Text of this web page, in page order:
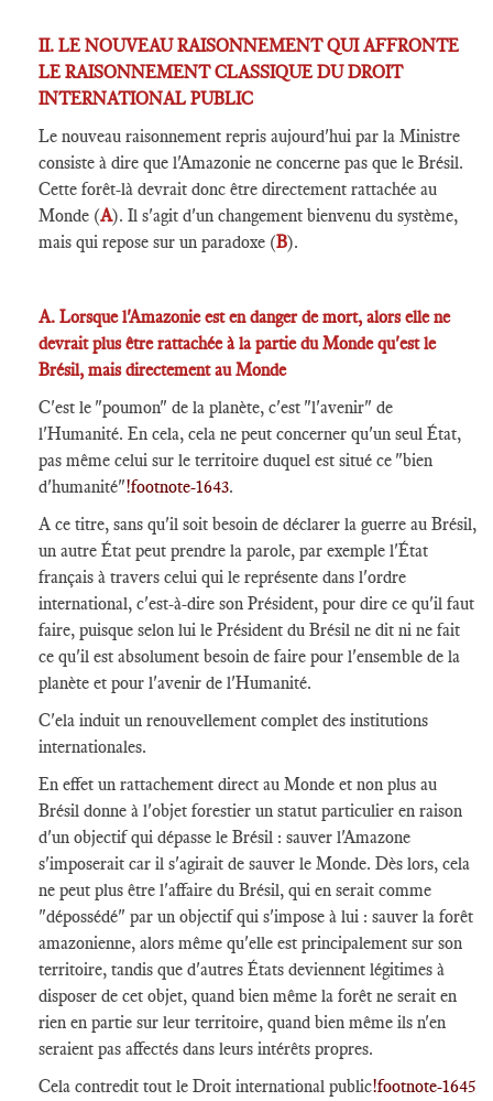
II. LE NOUVEAU RAISONNEMENT QUI AFFRONTE
LE RAISONNEMENT CLASSIQUE DU DROIT
INTERNATIONAL PUBLIC
Le nouveau raisonnement repris aujourd'hui par la Ministre
consiste à dire que l'Amazonie ne concerne pas que le Brésil.
Cette forêt-là devrait donc être directement rattachée au
Monde (A). Il s'agit d'un changement bienvenu du système,
mais qui repose sur un paradoxe (B).
A. Lorsque l'Amazonie est en danger de mort, alors elle ne
devrait plus être rattachée à la partie du Monde qu'est le
Brésil, mais directement au Monde
C'est le "poumon" de la planète, c'est "l'avenir" de
l'Humanité. En cela, cela ne peut concerner qu'un seul État,
pas même celui sur le territoire duquel est situé ce "bien
d'humanité"!footnote-1643.
A ce titre, sans qu'il soit besoin de déclarer la guerre au Brésil,
un autre État peut prendre la parole, par exemple l'État
français à travers celui qui le représente dans l'ordre
international, c'est-à-dire son Président, pour dire ce qu'il faut
faire, puisque selon lui le Président du Brésil ne dit ni ne fait
ce qu'il est absolument besoin de faire pour l'ensemble de la
planète et pour l'avenir de l'Humanité.
C'ela induit un renouvellement complet des institutions
internationales.
En effet un rattachement direct au Monde et non plus au
Brésil donne à l'objet forestier un statut particulier en raison
d'un objectif qui dépasse le Brésil : sauver l'Amazone
s'imposerait car il s'agirait de sauver le Monde. Dès lors, cela
ne peut plus être l'affaire du Brésil, qui en serait comme
"dépossédé" par un objectif qui s'impose à lui : sauver la forêt
amazonienne, alors même qu'elle est principalement sur son
territoire, tandis que d'autres États deviennent légitimes à
disposer de cet objet, quand bien même la forêt ne serait en
rien en partie sur leur territoire, quand bien même ils n'en
seraient pas affectés dans leurs intérêts propres.
Cela contredit tout le Droit international public!footnote-1645